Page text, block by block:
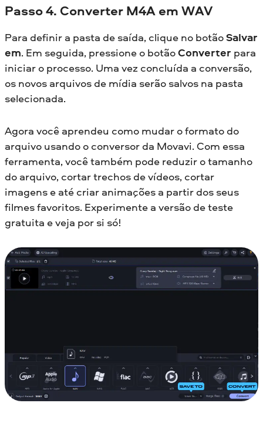
Passo 4. Converter M4A em WAV
Para definir a pasta de saída, clique no botãoSalvar
em. Em seguida, pressione o botãoConverter para
iniciar o processo. Uma vez concluída a conversão,
os novos arquivos de mídia serão salvos na pasta
selecionada.
Agora você aprendeu como mudar o formato do
arquivo usando o conversor da Movavi. Com essa
ferramenta, você também pode reduzir o tamanho
do arquivo, cortar trechos de vídeos, cortar
imagens e até criar animações a partir dos seus
filmes favoritos. Experimente a versão de teste
gratuita e veja por si só!